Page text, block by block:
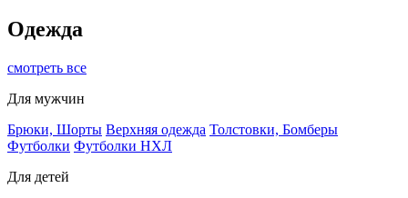
Одежда
смотреть все
Для мужчин
Брюки, Шорты Верхняя одежда Толстовки, Бомберы
Футболки Футболки НХЛ
Для детей